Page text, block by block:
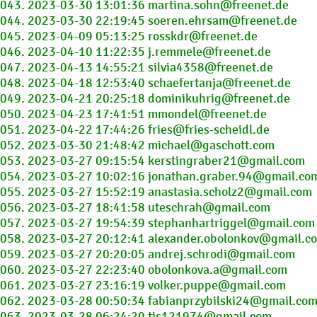
043. 2023-03-30 13:01:36 martina.sohn@freenet.de
044. 2023-03-30 22:19:45 soeren.ehrsam@freenet.de
045. 2023-04-09 05:13:25 rosskdr@freenet.de
046. 2023-04-10 11:22:35 j.remmele@freenet.de
047. 2023-04-13 14:55:21 silvia4358@freenet.de
048. 2023-04-18 12:53:40 schaefertanja@freenet.de
049. 2023-04-21 20:25:18 dominikuhrig@freenet.de
050. 2023-04-23 17:41:51 mmondel@freenet.de
051. 2023-04-22 17:44:26 fries@fries-scheidl.de
052. 2023-03-30 21:48:42 michael@gaschott.com
053. 2023-03-27 09:15:54 kerstingraber21@gmail.com
054. 2023-03-27 10:02:16
055. 2023-03-27 15:52:19 anastasia.scholz2@gmail.com
056. 2023-03-27 18:41:58 uteschrah@gmail.com
057. 2023-03-27 19:54:39 stephanhartriggel@gmail.com
058. 2023-03-27 20:12:41
059. 2023-03-27 20:20:05 andrej.schrodi@gmail.com
060. 2023-03-27 22:23:40 obolonkova.a@gmail.com
061. 2023-03-27 23:16:19 volker.puppe@gmail.com
062. 2023-03-28 00:50:34 fabianprzybilski24@gmail.com